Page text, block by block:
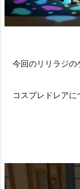
今回のリリラジの
コスプレドレアに